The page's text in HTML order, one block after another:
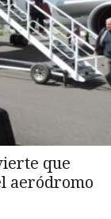
que
aeródromo